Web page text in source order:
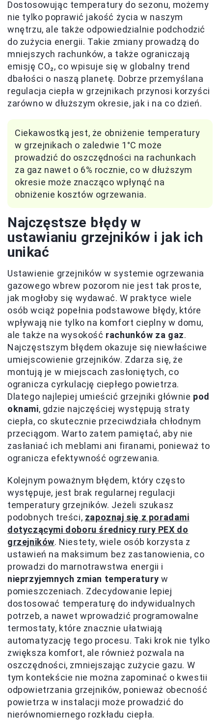
Dostosowując temperatury do sezonu, możemy
nie tylko poprawić jakość życia w naszym
wnętrzu, ale także odpowiedzialnie podchodzić
do zużycia energii. Takie zmiany prowadzą do
mniejszych rachunków, a także ograniczają
emisję CO₂, co wpisuje się w globalny trend
dbałości o naszą planetę. Dobrze przemyślana
regulacja ciepła w grzejnikach przynosi korzyści
zarówno w dłuższym okresie, jak i na co dzień.
Ciekawostką jest, że obniżenie temperatury
w grzejnikach o zaledwie 1°C może
prowadzić do oszczędności na rachunkach
za gaz nawet o 6% rocznie, co w dłuższym
okresie może znacząco wpłynąć na
obniżenie kosztów ogrzewania.
Najczęstsze błędy w
ustawianiu grzejników i jak ich
unikać
Ustawienie grzejników w systemie ogrzewania
gazowego wbrew pozorom nie jest tak proste,
jak mogłoby się wydawać. W praktyce wiele
osób wciąż popełnia podstawowe błędy, które
wpływają nie tylko na komfort cieplny w domu,
ale także na wysokość rachunków za gaz.
Najczęstszym błędem okazuje się niewłaściwe
umiejscowienie grzejników. Zdarza się, że
montują je w miejscach zasłoniętych, co
ogranicza cyrkulację ciepłego powietrza.
Dlatego najlepiej umieścić grzejniki głównie pod
oknami, gdzie najczęściej występują straty
ciepła, co skutecznie przeciwdziała chłodnym
przeciągom. Warto zatem pamiętać, aby nie
zasłaniać ich meblami ani firanami, ponieważ to
ogranicza efektywność ogrzewania.
Kolejnym poważnym błędem, który często
występuje, jest brak regularnej regulacji
temperatury grzejników. Jeżeli szukasz
podobnych treści, zapoznaj się z poradami
dotyczącymi doboru średnicy rury PEX do
grzejników. Niestety, wiele osób korzysta z
ustawień na maksimum bez zastanowienia, co
prowadzi do marnotrawstwa energii i
nieprzyjemnych zmian temperatury w
pomieszczeniach. Zdecydowanie lepiej
dostosować temperaturę do indywidualnych
potrzeb, a nawet wprowadzić programowalne
termostaty, które znacznie ułatwiają
automatyzację tego procesu. Taki krok nie tylko
zwiększa komfort, ale również pozwala na
oszczędności, zmniejszając zużycie gazu. W
tym kontekście nie można zapominać o kwestii
odpowietrzania grzejników, ponieważ obecność
powietrza w instalacji może prowadzić do
nierównomiernego rozkładu ciepła.